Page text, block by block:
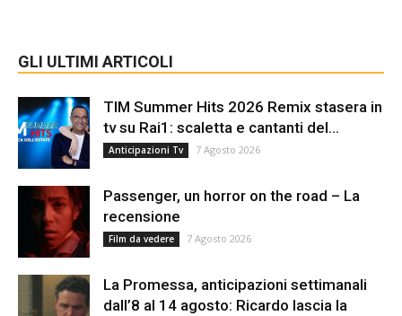
GLI ULTIMI ARTICOLI
TIM Summer Hits 2026 Remix stasera in
tv su Rai1: scaletta e cantanti del...
Anticipazioni Tv 7 Agosto 2026
Passenger, un horror on the road – La
recensione
Film da vedere 7 Agosto 2026
La Promessa, anticipazioni settimanali
dall’8 al 14 agosto: Ricardo lascia la